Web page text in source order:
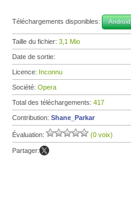
Téléchargements disponibles: Android
Taille du fichier: 3,1 Mio
Date de sortie:
Licence: Inconnu
Société: Opera
Total des téléchargements: 417
Contribution: Shane_Parkar
Évaluation: (0 voix)
Partager: